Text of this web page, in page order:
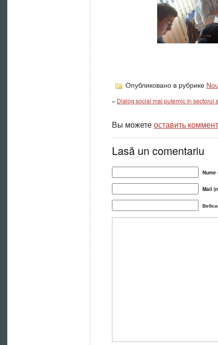
Опубликовано в рубрике
« Dialog social mai puternic în sectorul
Вы можетеоставить
Lasă un comentariu
Nume
Mail